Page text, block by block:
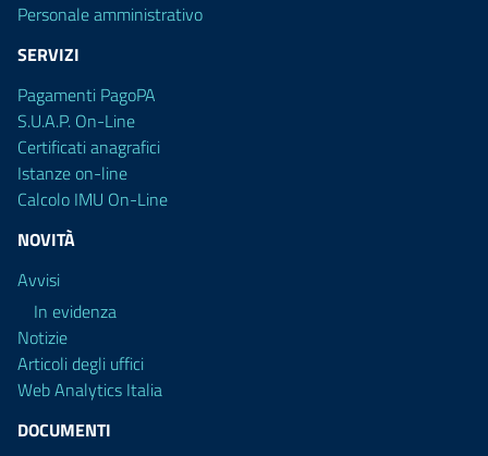
Personale amministrativo
SERVIZI
Pagamenti PagoPA
S.U.A.P. On-Line
Certificati anagrafici
Istanze on-line
Calcolo IMU On-Line
NOVITÀ
Avvisi
In evidenza
Notizie
Articoli degli uffici
Web Analytics Italia
DOCUMENTI